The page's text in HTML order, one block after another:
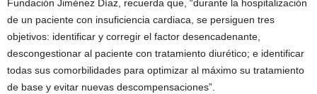
Fundación Jiménez Díaz, recuerda que, “durante la hospitalización
de un paciente con insuficiencia cardiaca, se persiguen tres
objetivos: identificar y corregir el factor desencadenante,
descongestionar al paciente con tratamiento diurético; e identificar
todas sus comorbilidades para optimizar al máximo su tratamiento
de base y evitar nuevas descompensaciones”.